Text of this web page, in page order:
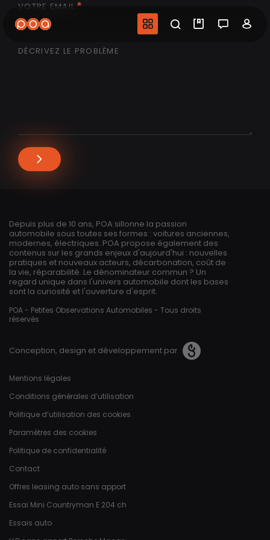
au
contenu
Navigation
Recherche
Mes
VOTRE EMAIL
DÉCRIVEZ LE PROBLÈME
Depuis plus de 10 ans, POA sillonne la passion
automobile sous toutes ses formes : voitures anciennes,
modernes, électriques. POA propose également des
contenus sur les grands enjeux d'aujourd'hui : nouvelles
pratiques et nouveaux acteurs, décarbonation, coût de
la vie, réparabilité. Le dénominateur commun ? Un
regard unique dans l'univers automobile dont les bases
sont la curiosité et l'ouverture d'esprit.
POA - Petites Observations Automobiles - Tous droits
réservés
Conception, design et développement par
Pied de page
Mentions légales
Conditions générales d’utilisation
Politique d’utilisation des cookies
Paramètres des cookies
Politique de confidentialité
Contact
Offres leasing auto sans apport
Essai Mini Countryman E 204 ch
Essais auto